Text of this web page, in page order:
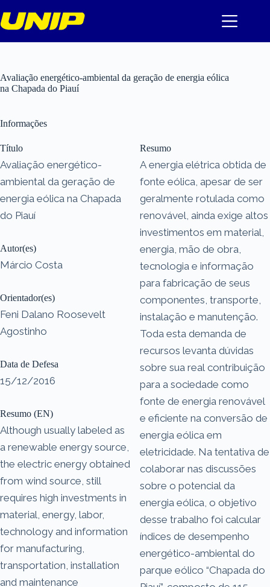
para
o
Avaliação energético-ambiental da geração de energia eólica
na Chapada do Piauí
Informações
Título
Avaliação energético-
ambiental da geração de
energia eólica na Chapada
do Piauí
Autor(es)
Márcio Costa
Orientador(es)
Feni Dalano Roosevelt
Agostinho
Data de Defesa
15/12/2016
Resumo (EN)
Although usually labeled as
a renewable energy source,
the electric energy obtained
from wind source, still
requires high investments in
material, energy, labor,
technology and information
for manufacturing,
transportation, installation
and maintenance
Resumo
A energia elétrica obtida de
fonte eólica, apesar de ser
geralmente rotulada como
renovável, ainda exige altos
investimentos em material,
energia, mão de obra,
tecnologia e informação
para fabricação de seus
componentes, transporte,
instalação e manutenção.
Toda esta demanda de
recursos levanta dúvidas
sobre sua real contribuição
para a sociedade como
fonte de energia renovável
e eficiente na conversão de
energia eólica em
eletricidade. Na tentativa de
colaborar nas discussões
sobre o potencial da
energia eólica, o objetivo
desse trabalho foi calcular
índices de desempenho
energético-ambiental do
parque eólico “Chapada do